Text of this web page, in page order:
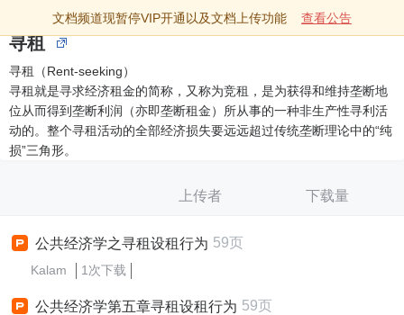
文档频道现暂停VIP开通以及文档上传功能 查看公告
寻租
寻租（Rent-seeking）
寻租就是寻求经济租金的简称，又称为竞租，是为获得和维持垄断地
位从而得到垄断利润（亦即垄断租金）所从事的一种非生产性寻利活
动的。整个寻租活动的全部经济损失要远远超过传统垄断理论中的“纯
损”三角形。
上传者 下载量
公共经济学之寻租设租行为 59页
Kalam 1次下载
公共经济学第五章寻租设租行为 59页